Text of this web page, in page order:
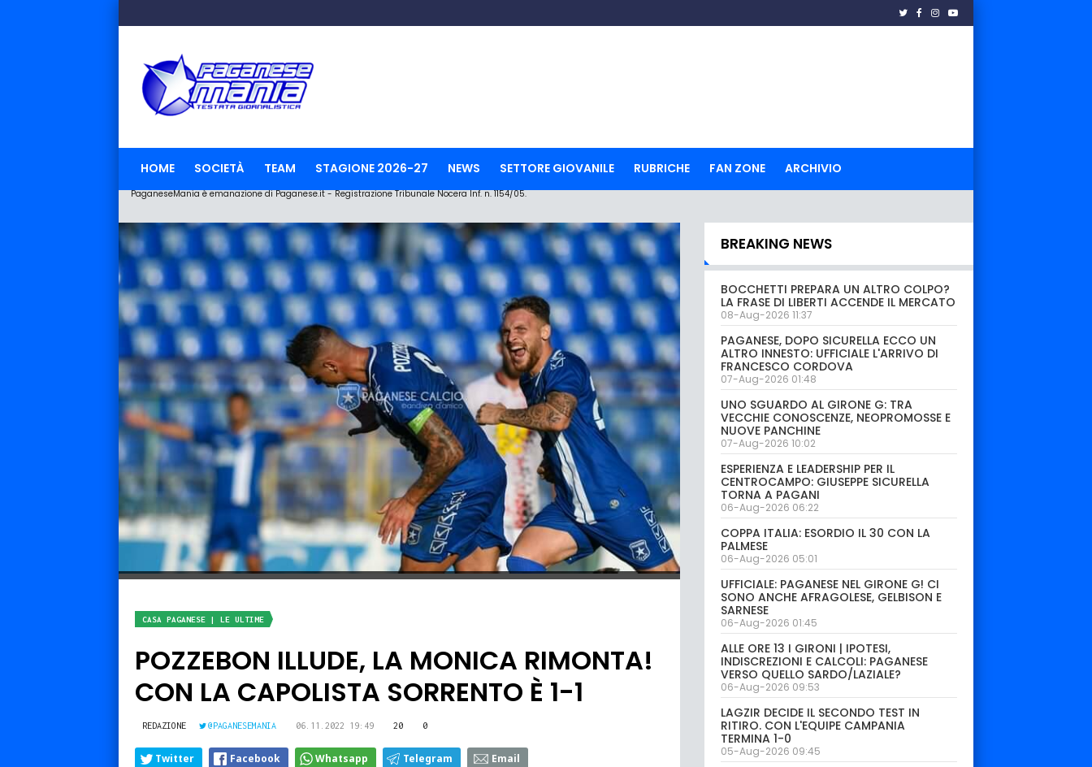
HOME SOCIETÀ TEAM STAGIONE 2026-27 NEWS SETTORE GIOVANILE RUBRICHE FAN ZONE ARCHIVIO
PaganeseMania è emanazione di Paganese.it - Registrazione Tribunale Nocera Inf. n. 1154/05.
CASA PAGANESE | LE ULTIME
POZZEBON ILLUDE, LA MONICA RIMONTA!
CON LA CAPOLISTA SORRENTO È 1-1
REDAZIONE @PAGANESEMANIA 06.11.2022 19:49 20 0
Twitter Facebook Whatsapp Telegram Email
BREAKING NEWS
BOCCHETTI PREPARA UN ALTRO COLPO?
LA FRASE DI LIBERTI ACCENDE IL MERCATO
08-Aug-2026 11:37
PAGANESE, DOPO SICURELLA ECCO UN
ALTRO INNESTO: UFFICIALE L'ARRIVO DI
FRANCESCO CORDOVA
07-Aug-2026 01:48
UNO SGUARDO AL GIRONE G: TRA
VECCHIE CONOSCENZE, NEOPROMOSSE E
NUOVE PANCHINE
07-Aug-2026 10:02
ESPERIENZA E LEADERSHIP PER IL
CENTROCAMPO: GIUSEPPE SICURELLA
TORNA A PAGANI
06-Aug-2026 06:22
COPPA ITALIA: ESORDIO IL 30 CON LA
PALMESE
06-Aug-2026 05:01
UFFICIALE: PAGANESE NEL GIRONE G! CI
SONO ANCHE AFRAGOLESE, GELBISON E
SARNESE
06-Aug-2026 01:45
ALLE ORE 13 I GIRONI | IPOTESI,
INDISCREZIONI E CALCOLI: PAGANESE
VERSO QUELLO SARDO/LAZIALE?
06-Aug-2026 09:53
LAGZIR DECIDE IL SECONDO TEST IN
RITIRO. CON L'EQUIPE CAMPANIA
TERMINA 1-0
05-Aug-2026 09:45